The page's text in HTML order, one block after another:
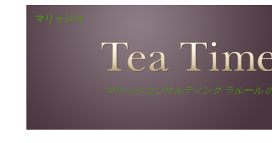
マリッジコ
ラルールコラム
Time
マリッジコンサルティング ラルール